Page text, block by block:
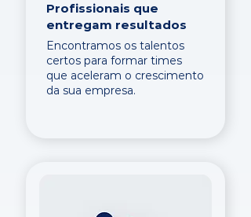
Profissionais que
entregam resultados
Encontramos os talentos
certos para formar times
que aceleram o crescimento
da sua empresa.